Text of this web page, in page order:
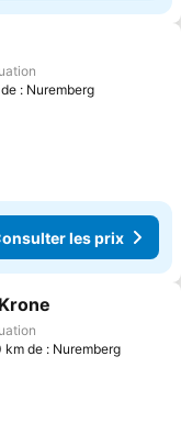
favoris
: Nuremberg
les prix
favoris
km de : Nuremberg